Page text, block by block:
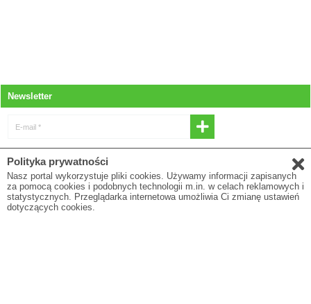
Newsletter
E-mail *
newslettera
E-mail
Polityka prywatności
Nasz portal wykorzystuje pliki cookies. Używamy informacji zapisanych
za pomocą cookies i podobnych technologii m.in. w celach reklamowych i
statystycznych. Przeglądarka internetowa umożliwia Ci zmianę ustawień
dotyczących cookies.